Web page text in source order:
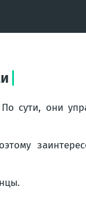
сути, они